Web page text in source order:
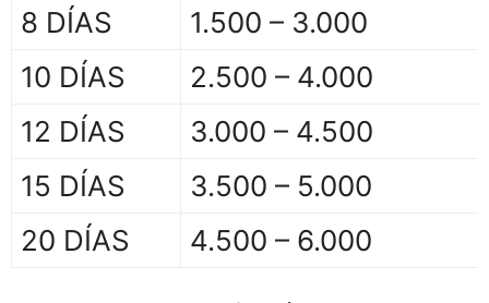
8 DÍAS
1.500 – 3.000
10 DÍAS
2.500 – 4.000
12 DÍAS
3.000 – 4.500
15 DÍAS
3.500 – 5.000
20 DÍAS
4.500 – 6.000